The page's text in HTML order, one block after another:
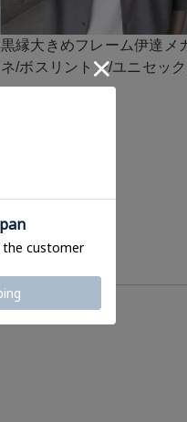
黒縁大きめフレーム伊達メ
ネ/ボスリントン/ユニセック